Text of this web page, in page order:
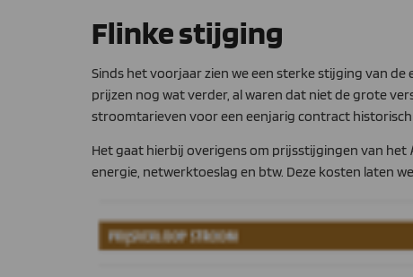
Flinke stijging
Sinds het voorjaar zien we een sterke stijging van
prijzen nog wat verder, al waren dat niet de grote
stroomtarieven voor een eenjarig contract
Het gaat hierbij overigens om prijsstijgingen van het
energie, netwerktoeslag en btw. Deze kosten laten